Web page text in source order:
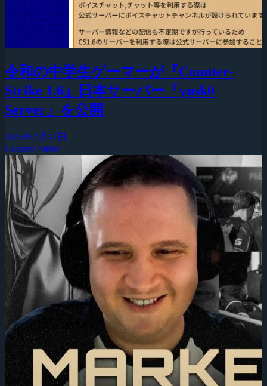
令和の中学生ゲーマーが『Counter-
Strike 1.6』日本サーバー「yusk0
Server」を公開
2026年7月31日
Counter-Strike